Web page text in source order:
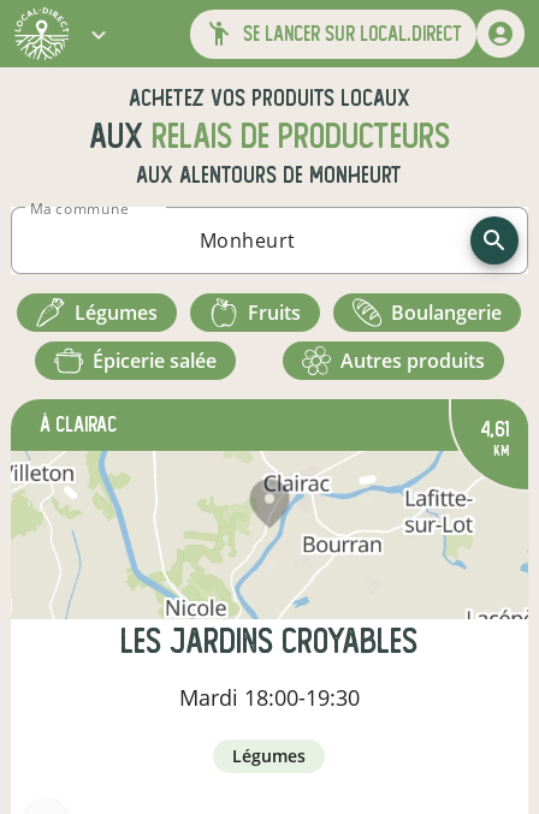
se lancer sur local.direct
Achetez vos produits locaux
aux relais de producteurs
aux alentours de Monheurt
Ma commune
légumes fruits
boulangerie
épicerie salée
autres produits
à Clairac 4,61
km
Les Jardins Croyables
Mardi 18:00-19:30
légumes